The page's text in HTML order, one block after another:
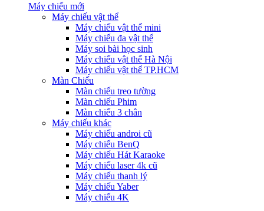
Máy chiếu mới
Máy chiếu vật thể
Máy chiếu vật thể mini
Máy chiếu đa vật thể
Máy soi bài học sinh
Máy chiếu vật thể Hà Nội
Máy chiếu vật thể TP.HCM
Màn Chiếu
Màn chiếu treo tường
Màn chiếu Phim
Màn chiếu 3 chân
Máy chiếu khác
Máy chiếu androi cũ
Máy chiếu BenQ
Máy chiếu Hát Karaoke
Máy chiếu laser 4k cũ
Máy chiếu thanh lý
Máy chiếu Yaber
Máy chiếu 4K